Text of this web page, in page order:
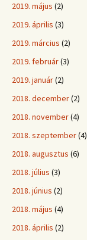
2019. május (2)
2019. április (3)
2019. március (2)
2019. február(3)
2019. január(2)
2018. december(2)
2018. november(4)
2018. szeptember(4)
2018. augusztus (6)
2018. július (3)
2018. június (2)
2018. május (4)
2018. április (2)